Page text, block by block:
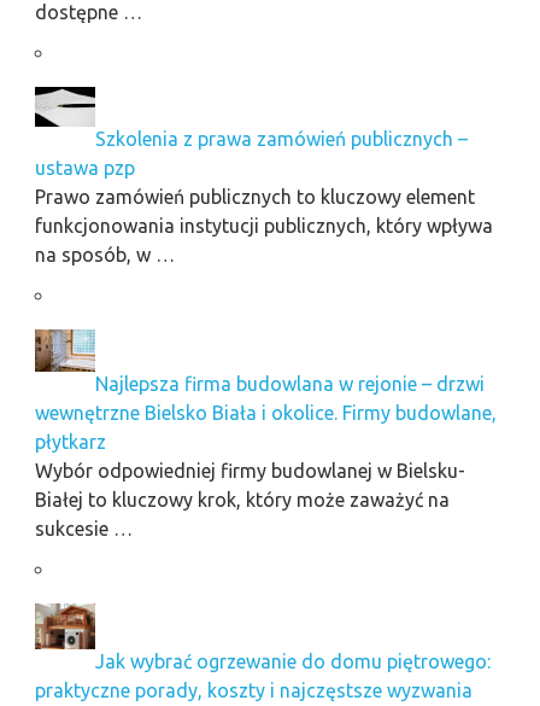
dostępne …
Szkolenia z prawa zamówień publicznych –
ustawa pzp
Prawo zamówień publicznych to kluczowy element
funkcjonowania instytucji publicznych, który wpływa
na sposób, w …
Najlepsza firma budowlana w rejonie – drzwi
wewnętrzne Bielsko Biała i okolice. Firmy budowlane,
płytkarz
Wybór odpowiedniej firmy budowlanej w Bielsku-
Białej to kluczowy krok, który może zaważyć na
sukcesie …
Jak wybrać ogrzewanie do domu piętrowego:
praktyczne porady, koszty i najczęstsze wyzwania